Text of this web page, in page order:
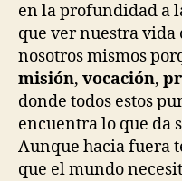
en la profundidad a
que ver nuestra vida
nosotros mismos
misión, vocación,
donde todos estos
encuentra lo que da
Aunque hacia fuera
que el mundo